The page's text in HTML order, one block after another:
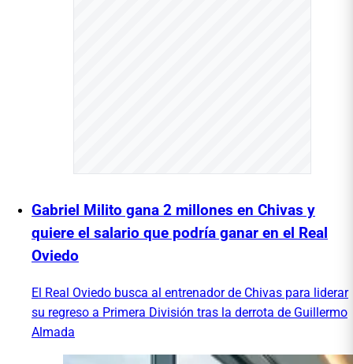
Gabriel Milito gana 2 millones en Chivas y
quiere el salario que podría ganar en el Real
Oviedo
El Real Oviedo busca al entrenador de Chivas para liderar
su regreso a Primera División tras la derrota de Guillermo
Almada